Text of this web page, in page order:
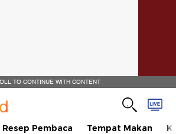
TO CONTINUE WITH CONTENT
Resep Pembaca Tempat Makan